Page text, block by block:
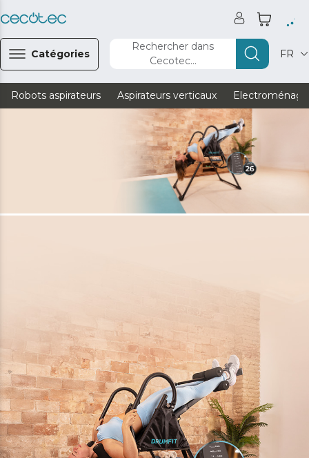
Catégories
Rechercher dans
Cecotec...
FR
Robots aspirateurs Aspirateurs verticaux